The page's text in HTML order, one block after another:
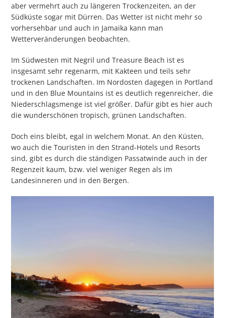
aber vermehrt auch zu längeren Trockenzeiten, an der
Südküste sogar mit Dürren. Das Wetter ist nicht mehr so
vorhersehbar und auch in Jamaika kann man
Wetterveränderungen beobachten.
Im Südwesten mit Negril und Treasure Beach ist es
insgesamt sehr regenarm, mit Kakteen und teils sehr
trockenen Landschaften. Im Nordosten dagegen in Portland
und in den Blue Mountains ist es deutlich regenreicher, die
Niederschlagsmenge ist viel größer. Dafür gibt es hier auch
die wunderschönen tropisch, grünen Landschaften.
Doch eins bleibt, egal in welchem Monat. An den Küsten,
wo auch die Touristen in den Strand-Hotels und Resorts
sind, gibt es durch die ständigen Passatwinde auch in der
Regenzeit kaum, bzw. viel weniger Regen als im
Landesinneren und in den Bergen.